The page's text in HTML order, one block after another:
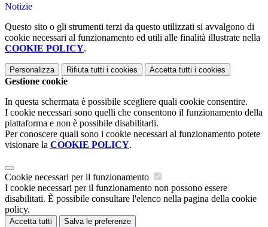
Notizie
Questo sito o gli strumenti terzi da questo utilizzati si avvalgono di
cookie necessari al funzionamento ed utili alle finalità illustrate nella
COOKIE POLICY.
Personalizza Rifiuta tutti i cookies Accetta tutti i cookies
Gestione cookie
In questa schermata è possibile scegliere quali cookie consentire.
I cookie necessari sono quelli che consentono il funzionamento della
piattaforma e non è possibile disabilitarli.
Per conoscere quali sono i cookie necessari al funzionamento potete
visionare la COOKIE POLICY.
Cookie necessari per il funzionamento
I cookie necessari per il funzionamento non possono essere
disabilitati. È possibile consultare l'elenco nella pagina della cookie
policy.
Accetta tutti Salva le preferenze